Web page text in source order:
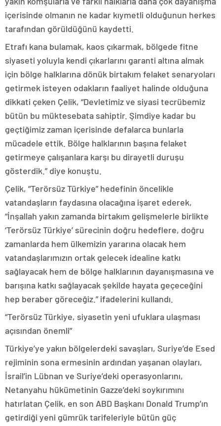
içerisinde olmanın ne kadar kıymetli olduğunun herkes
tarafından görüldüğünü kaydetti.
Etrafı kana bulamak, kaos çıkarmak, bölgede fitne
siyaseti yoluyla kendi çıkarlarını garanti altına almak
için bölge halklarına dönük birtakım felaket senaryoları
getirmek isteyen odakların faaliyet halinde olduğuna
dikkati çeken Çelik, “Devletimiz ve siyasi tecrübemiz
bütün bu müktesebata sahiptir. Şimdiye kadar bu
geçtiğimiz zaman içerisinde defalarca bunlarla
mücadele ettik. Bölge halklarının başına felaket
getirmeye çalışanlara karşı bu dirayetli duruşu
gösterdik.” diye konuştu.
Çelik, “Terörsüz Türkiye” hedefinin öncelikle
vatandaşların faydasına olacağına işaret ederek,
“İnşallah yakın zamanda birtakım gelişmelerle birlikte
‘Terörsüz Türkiye’ sürecinin doğru hedeflere, doğru
zamanlarda hem ülkemizin yararına olacak hem
vatandaşlarımızın ortak gelecek idealine katkı
sağlayacak hem de bölge halklarının dayanışmasına ve
barışına katkı sağlayacak şekilde hayata geçeceğini
hep beraber göreceğiz.” ifadelerini kullandı.
“Terörsüz Türkiye, siyasetin yeni ufuklara ulaşması
açısından önemli”
Türkiye’ye yakın bölgelerdeki savaşları, Suriye’de Esed
rejiminin sona ermesinin ardından yaşanan olayları,
İsrail’in Lübnan ve Suriye’deki operasyonlarını,
Netanyahu hükümetinin Gazze’deki soykırımını
hatırlatan Çelik, en son ABD Başkanı Donald Trump’ın
getirdiği yeni gümrük tarifeleriyle bütün güç